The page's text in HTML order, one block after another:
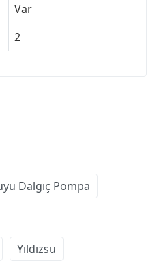
Var
2
Dalgıç Pompa
Yıldızsu